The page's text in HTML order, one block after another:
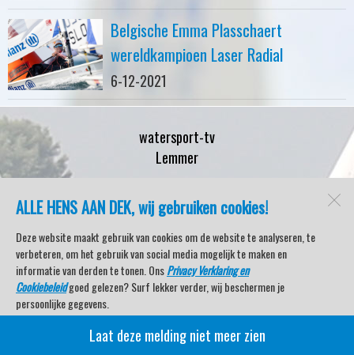
ALLE HENS AAN DEK, wij gebruiken cookies!
Deze website maakt gebruik van cookies om de website te analyseren, te
verbeteren, om het gebruik van social media mogelijk te maken en
informatie van derden te tonen. OnsPrivacy Verklaring en
Cookiebeleidgoed gelezen? Surf lekker verder, wij beschermen je
persoonlijke gegevens.
Veel kijkplezier met Watersport TV Beleving & Nieuws!
Laat deze melding niet meer zien
Belgische Emma Plasschaert
wereldkampioen Laser Radial
6-12-2021
watersport-tv
Lemmer
Open desktopversie
SdH Vormgeving |Ziber DS4